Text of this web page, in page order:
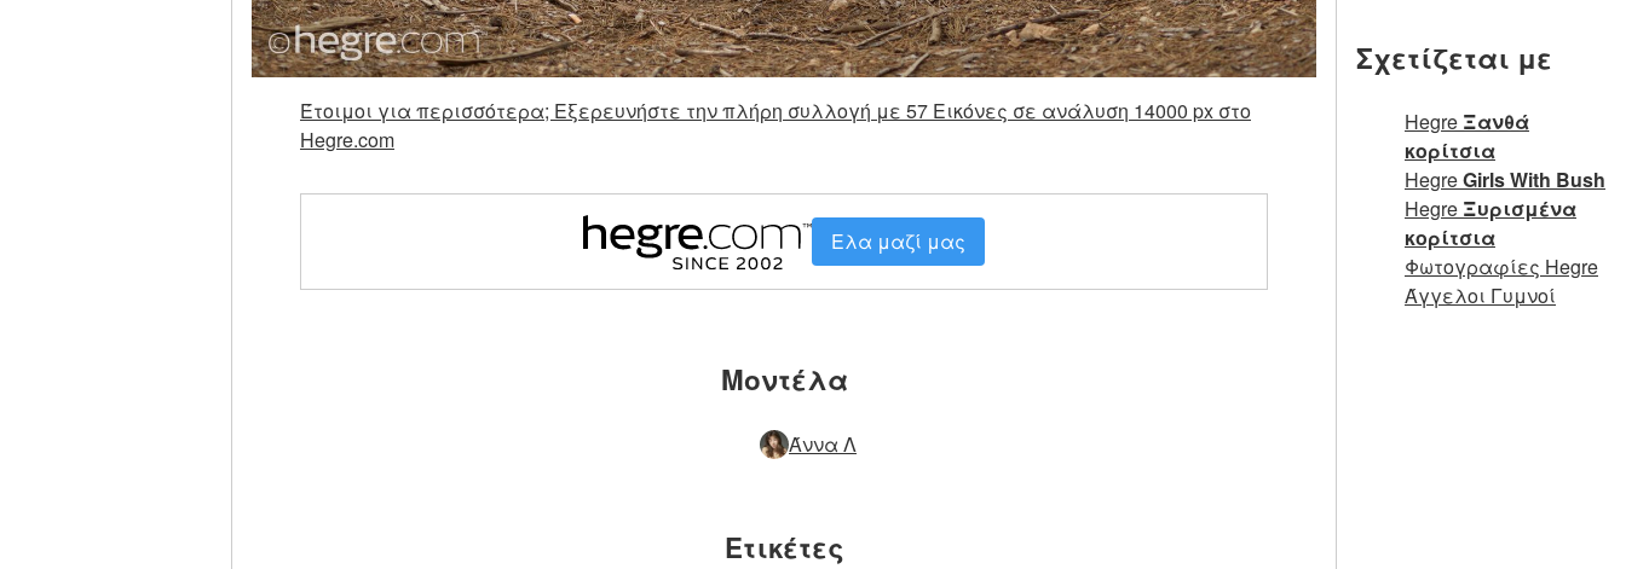
Έτοιμοι για περισσότερα; Εξερευνήστε την πλήρη συλλογή με 57 Εικόνες σε ανάλυση 14000 px στο
Hegre.com
Ελα μαζί μας
Μοντέλα
Άννα Λ
Ετικέτες
Σχετίζεται με
Hegre Ξανθά
κορίτσια
HegreGirls With Bush
Hegre Ξυρισμένα
κορίτσια
Φωτογραφίες Hegre
Άγγελοι Γυμνοί